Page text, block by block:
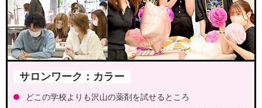
サロンワーク：カラー
どこの学校よりも沢山の薬剤を試せるところ